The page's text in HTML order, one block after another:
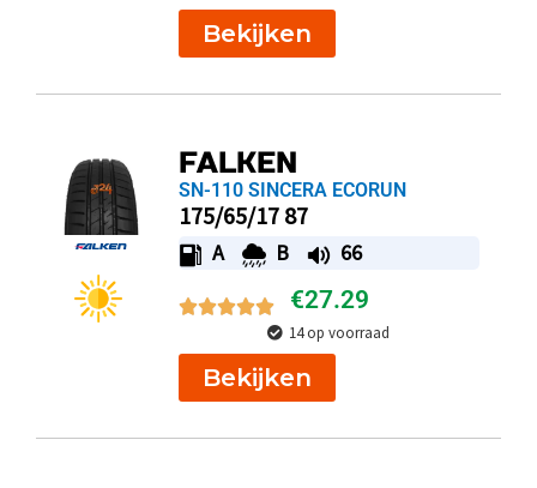
Bekijken
FALKEN
SN-110 SINCERA ECORUN
175/65/17 87
A B 66
€27.29
14 op voorraad
Bekijken